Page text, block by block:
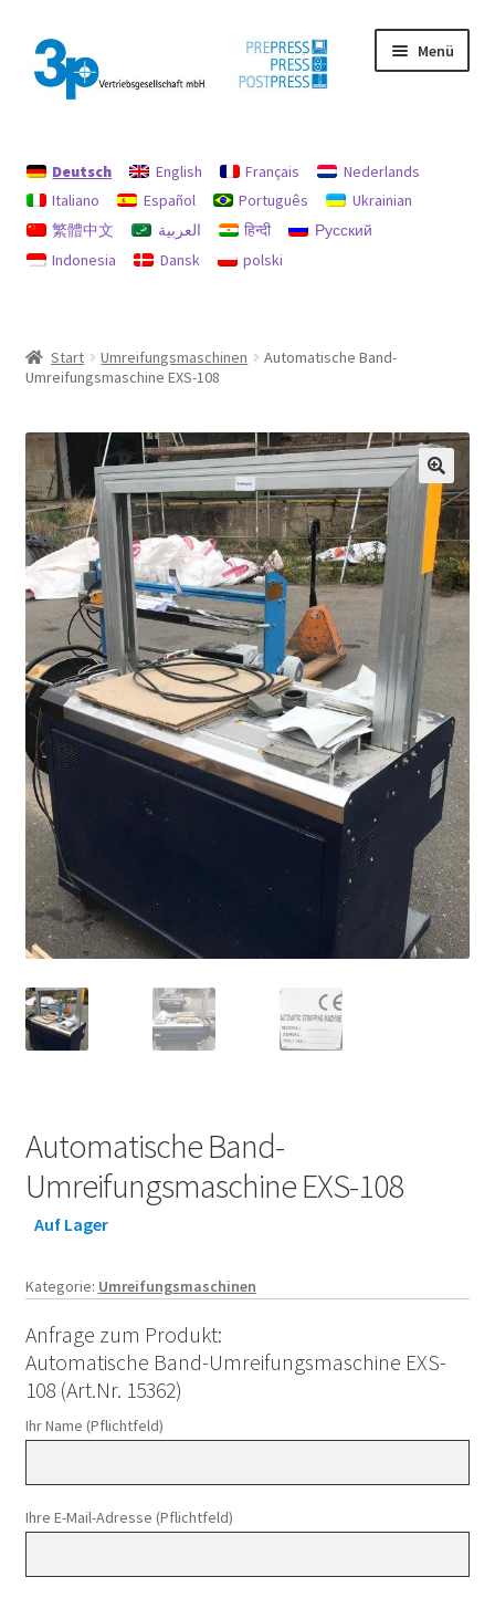
Zur
Navigation
springen
Zum
Inhalt
springen
Menü
Datenschutz
Gebrauchtmaschinen
Deutsch English Français
Nederlands
Italiano
Español Português
Ukrainian
繁體中文
العربية हिन्दी
Русский
Indonesia
Dansk polski
Start Umreifungsmaschinen
Automatische Band-
Umreifungsmaschine EXS-108
Automatische Band-
Umreifungsmaschine EXS-108
Auf Lager
Kategorie: Umreifungsmaschinen
Anfrage zum Produkt:
Automatische Band-Umreifungsmaschine EXS-
108 (Art.Nr. 15362)
Ihr Name (Pflichtfeld)
Ihre E-Mail-Adresse (Pflichtfeld)